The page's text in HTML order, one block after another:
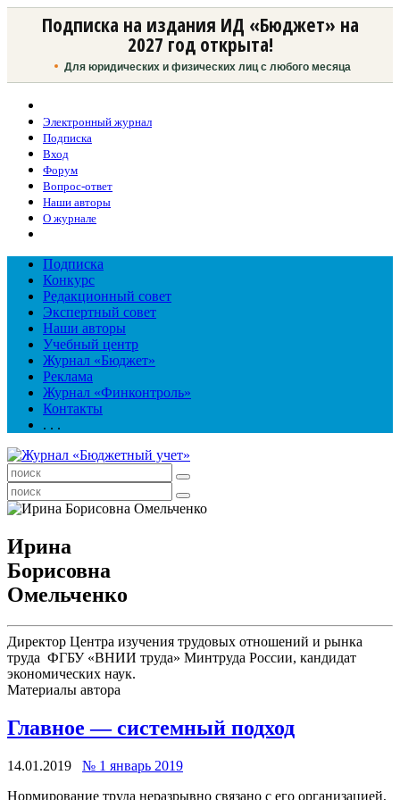
Подписка на издания ИД «Бюджет» на
2027 год открыта!
Для юридических и физических лиц с любого месяца
Электронный журнал
Подписка
Вход
Форум
Вопрос-ответ
Наши авторы
О журнале
Подписка
Конкурс
Редакционный совет
Экспертный совет
Наши авторы
Учебный центр
Журнал «Бюджет»
Реклама
Журнал «Финконтроль»
Контакты
. . .
Ирина
Борисовна
Омельченко
Директор Центра изучения трудовых отношений и рынка
труда ФГБУ «ВНИИ труда» Минтруда России, кандидат
экономических наук.
Материалы автора
Главное — системный подход
14.01.2019
№ 1 январь 2019
Нормирование труда неразрывно связано с его организацией,